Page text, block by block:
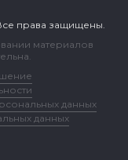
права защищены.
материалов
данных
данных